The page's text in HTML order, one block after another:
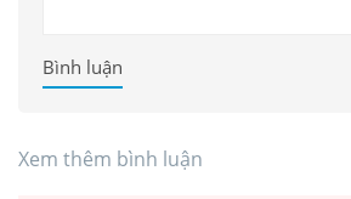
Bình luận
Xem thêm bình luận